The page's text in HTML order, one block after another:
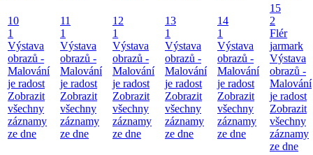
10
1
Výstava
obrazů -
Malování
je radost
Zobrazit
všechny
záznamy
ze dne
11
1
Výstava
obrazů -
Malování
je radost
Zobrazit
všechny
záznamy
ze dne
12
1
Výstava
obrazů -
Malování
je radost
Zobrazit
všechny
záznamy
ze dne
13
1
Výstava
obrazů -
Malování
je radost
Zobrazit
všechny
záznamy
ze dne
14
1
Výstava
obrazů -
Malování
je radost
Zobrazit
všechny
záznamy
ze dne
15
2
Flér
jarmark
Výstava
obrazů -
Malování
je radost
Zobrazit
všechny
záznamy
ze dne